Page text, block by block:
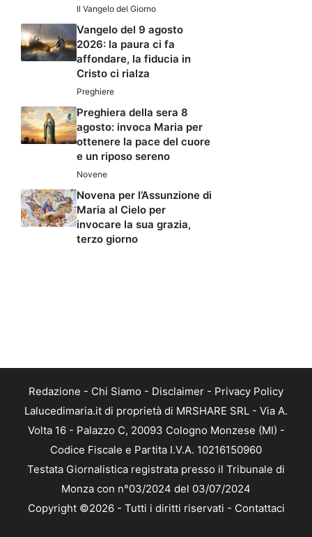
Il Vangelo del Giorno
Vangelo del 9 agosto
2026: la paura ci fa
affondare, la fiducia in
Cristo ci rialza
Preghiere
Preghiera della sera 8
agosto: invoca Maria per
ottenere la pace del cuore
e un riposo sereno
Novene
Novena per l’Assunzione di
Maria al Cielo per
invocare la sua grazia,
terzo giorno
Redazione - Chi Siamo - Disclaimer - Privacy Policy
Lalucedimaria.it di proprietà di MRSHARE SRL - Via A.
Volta 16 - Palazzo C, 20093 Cologno Monzese (MI) -
Codice Fiscale e Partita I.V.A. 10216150960
Testata Giornalistica registrata presso il Tribunale di
Monza con n°03/2024 del 03/07/2024
Copyright ©2026 - Tutti i diritti riservati - Contattaci